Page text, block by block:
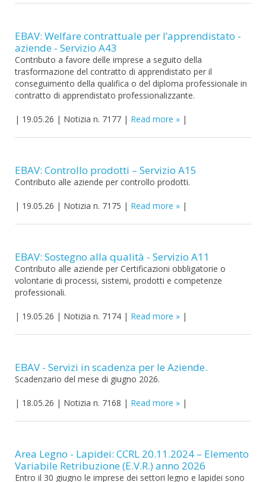
EBAV: Welfare contrattuale per l’apprendistato -
aziende - Servizio A43
Contributo a favore delle imprese a seguito della
trasformazione del contratto di apprendistato per il
conseguimento della qualifica o del diploma professionale in
contratto di apprendistato professionalizzante.
| 19.05.26 | Notizia n. 7177 | Read more |
EBAV: Controllo prodotti – Servizio A15
Contributo alle aziende per controllo prodotti.
| 19.05.26 | Notizia n. 7175 | Read more |
EBAV: Sostegno alla qualità - Servizio A11
Contributo alle aziende per Certificazioni obbligatorie o
volontarie di processi, sistemi, prodotti e competenze
professionali.
| 19.05.26 | Notizia n. 7174 | Read more |
EBAV - Servizi in scadenza per le Aziende.
Scadenzario del mese di giugno 2026.
| 18.05.26 | Notizia n. 7168 | Read more |
Area Legno - Lapidei: CCRL 20.11.2024 – Elemento
Variabile Retribuzione (E.V.R.) anno 2026
Entro il 30 giugno le imprese dei settori legno e lapidei sono